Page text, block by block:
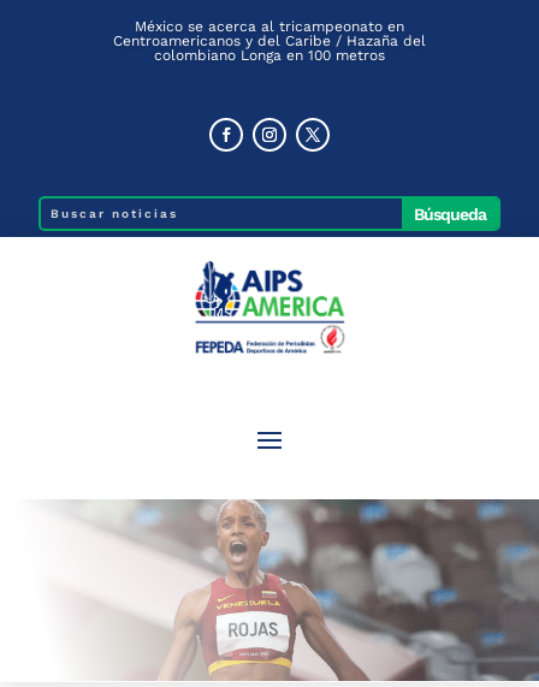
México se acerca al tricampeonato en
Centroamericanos y del Caribe / Hazaña del
colombiano Longa en 100 metros